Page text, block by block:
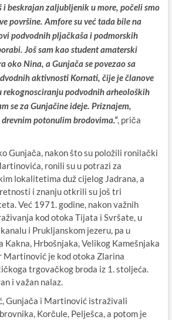
beskrajan zaljubljenik u more, počeli smo
površine. Amfore su već tada bile na
podvodnih pljačkaša i podmorskih
Još sam kao student amaterski
oko Nina, a Gunjača se povezao sa
aktivnosti Kornati, čije je članove
rekognosciranju podvodnih arheoloških
se za Gunjačine ideje. Priznajem,
potonulim brodovima.“, priča
Gunjača, nakon što su položili ronilački
ronili su u potrazi za
lokalitetima duž cijelog Jadrana, a
i znanju otkrili su još tri
Već 1971. godine, nakon važnih
kod otoka Tijata i Svršate, u
i Prukljanskom jezeru, pa u
Kakna, Hrbošnjaka, Velikog Kamešnjaka
Martinović je kod otoka Zlarina
trgovačkog broda iz 1. stoljeća.
i važan nalaz.
Gunjača i Martinović istraživali
Korčule, Pelješca, a potom je